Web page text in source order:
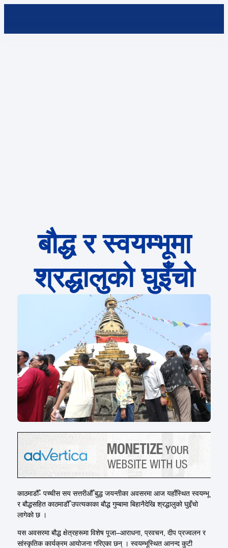
बौद्ध र स्वयम्भूमा
श्रद्धालुको घुइँचो
काठमाडौँ- पच्चीस सय सत्तरीऔँ बुद्ध जयन्तीका अवसरमा आज यहाँस्थित स्वयम्भू
र बौद्धसहित काठमाडौँ उपत्यकाका बौद्ध गुम्बामा बिहानैदेखि श्रद्धालुको घुइँचो
लागेको छ ।
यस अवसरमा बौद्ध क्षेत्रहरूमा विशेष पूजा–आराधना, प्रवचन, दीप प्रज्वलन र
सांस्कृतिक कार्यक्रम आयोजना गरिएका छन् । स्वयम्भूस्थित आनन्द कुटी